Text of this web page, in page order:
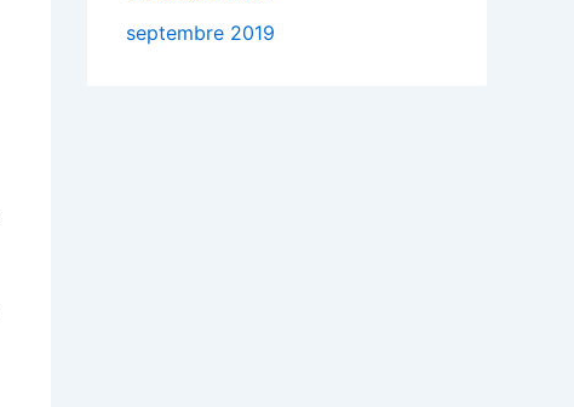
septembre 2019